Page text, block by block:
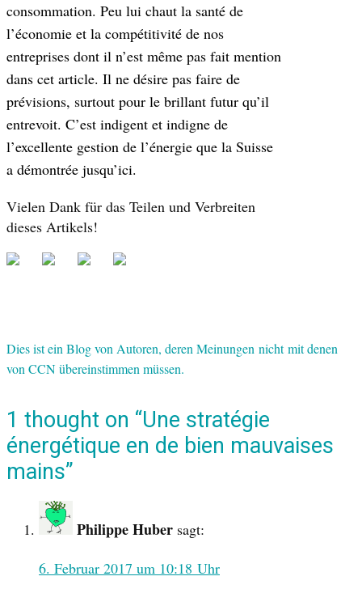
consommation. Peu lui chaut la santé de
l’économie et la compétitivité de nos
entreprises dont il n’est même pas fait mention
dans cet article. Il ne désire pas faire de
prévisions, surtout pour le brillant futur qu’il
entrevoit. C’est indigent et indigne de
l’excellente gestion de l’énergie que la Suisse
a démontrée jusqu’ici.
Vielen Dank für das Teilen und Verbreiten
dieses Artikels!
Dies ist ein Blog von Autoren, deren Meinungen nicht mit denen
von CCN übereinstimmen müssen.
1 thought on “Une stratégie
énergétique en de bien mauvaises
mains”
Philippe Huber sagt:
6. Februar 2017 um 10:18 Uhr